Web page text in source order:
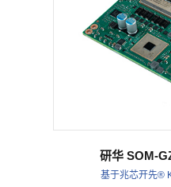
研华 SOM-
基于兆芯开先®